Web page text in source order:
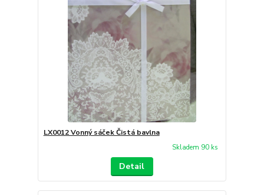
LX0012 Vonný sáček Čistá bavlna
Skladem 90 ks
Detail